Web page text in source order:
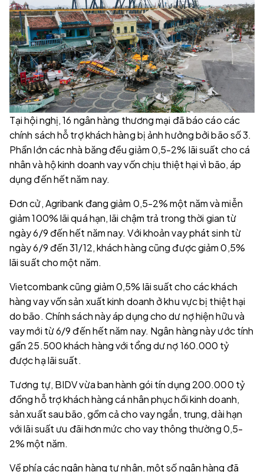
Tại hội nghị, 16 ngân hàng thương mại đã báo cáo các
chính sách hỗ trợ khách hàng bị ảnh hưởng bởi bão số 3.
Phần lớn các nhà băng đều giảm 0,5-2% lãi suất cho cá
nhân và hộ kinh doanh vay vốn chịu thiệt hại vì bão, áp
dụng đến hết năm nay.
Đơn cử, Agribank đang giảm 0,5-2% một năm và miễn
giảm 100% lãi quá hạn, lãi chậm trả trong thời gian từ
ngày 6/9 đến hết năm nay. Với khoản vay phát sinh từ
ngày 6/9 đến 31/12, khách hàng cũng được giảm 0,5%
lãi suất cho một năm.
Vietcombank cũng giảm 0,5% lãi suất cho các khách
hàng vay vốn sản xuất kinh doanh ở khu vực bị thiệt hại
do bão. Chính sách này áp dụng cho dư nợ hiện hữu và
vay mới từ 6/9 đến hết năm nay. Ngân hàng này ước tính
gần 25.500 khách hàng với tổng dư nợ 160.000 tỷ
được hạ lãi suất.
Tương tự, BIDV vừa ban hành gói tín dụng 200.000 tỷ
đồng hỗ trợ khách hàng cá nhân phục hồi kinh doanh,
sản xuất sau bão, gồm cả cho vay ngắn, trung, dài hạn
với lãi suất ưu đãi hơn mức cho vay thông thường 0,5-
2% một năm.
Về phía các ngân hàng tư nhân, một số ngân hàng đã